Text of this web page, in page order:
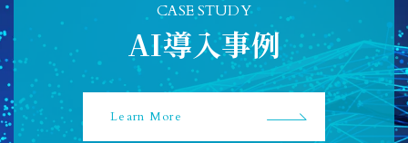
CASE STUDY
AI導入事例
Learn More